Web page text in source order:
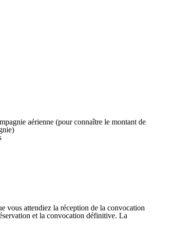
aérienne (pour connaître le montant de
vous attendiez la réception de la convocation
et la convocation définitive. La